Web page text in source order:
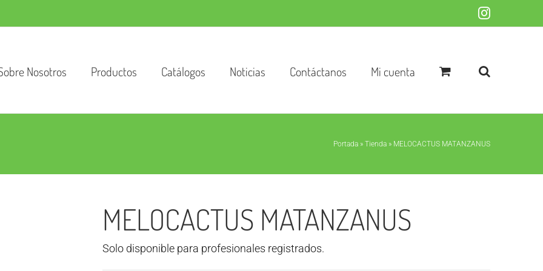
Instagram
Nosotros Productos Catálogos Noticias Contáctanos Mi cuenta
Portada » Tienda » MELOCACTUS MATANZANUS
MELOCACTUS MATANZANUS
Solo disponible para profesionales registrados.